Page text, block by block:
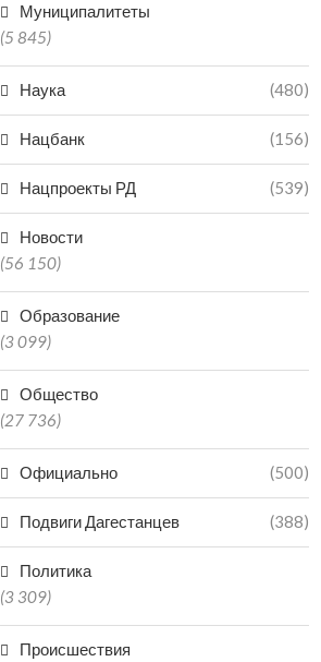
Муниципалитеты
(5 845)
Наука (480)
Нацбанк (156)
Нацпроекты РД (539)
Новости
(56 150)
Образование
(3 099)
Общество
(27 736)
Официально (500)
Подвиги Дагестанцев (388)
Политика
(3 309)
Происшествия